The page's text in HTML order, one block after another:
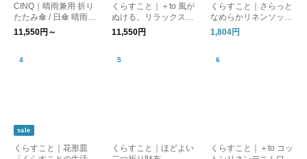
CINQ｜晴雨兼用 折り
たたみ傘 / 日傘 晴雨兼
用傘［UVケア/紫外線
対策/母の日］
11,550円～
くらすこと｜＋to 風が
ぬける、リラックスブ
ラウス
11,550円
くらすこと｜さらっと
なめらかリネンソック
ス［ギフト/贈り物］
1,804円
sale
くらすこと｜花形皿
くらすこと｜ほどよい
くらすこと｜＋to コッ